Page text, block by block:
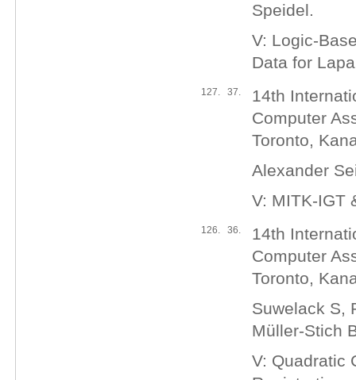
Speidel.
V: Logic-
Data for
127. 37.
14th
Computer
Toronto,
Alexander
V: MITK‐IGT
126. 36.
14th
Computer
Toronto,
Suwelack S,
Müller-Stich
V: Quadratic